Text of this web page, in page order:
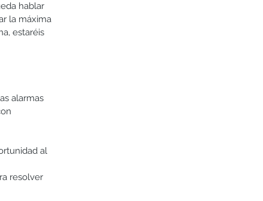
hablar
la máxima
estaréis
alarmas
al
resolver